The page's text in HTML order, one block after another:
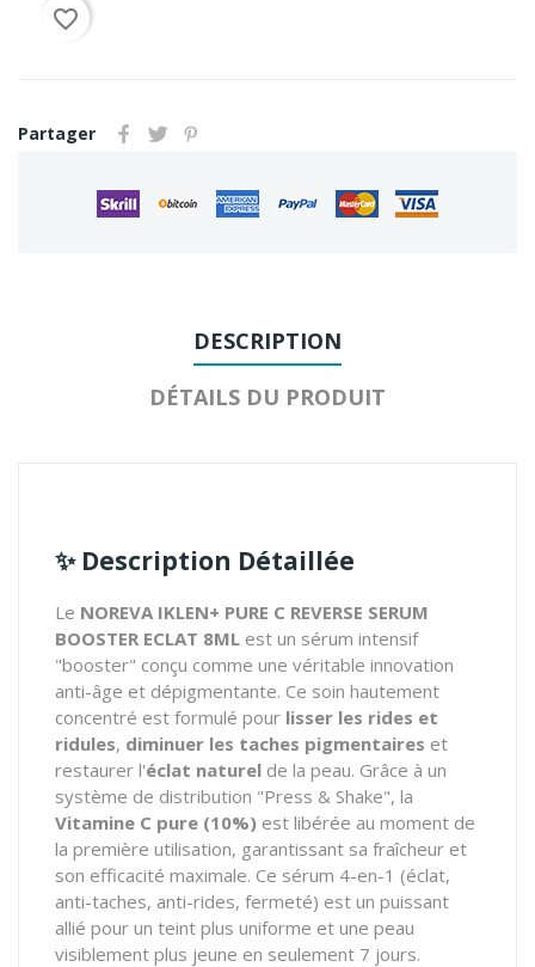
favorite_border
Partager
DESCRIPTION
DÉTAILS DU PRODUIT
✨ Description Détaillée
Le NOREVA IKLEN+ PURE C REVERSE SERUM
BOOSTER ECLAT 8ML est un sérum intensif
"booster" conçu comme une véritable innovation
anti-âge et dépigmentante. Ce soin hautement
concentré est formulé pour lisser les rides et
ridules, diminuer les taches pigmentaires et
restaurer l'éclat naturel de la peau. Grâce à un
système de distribution "Press & Shake", la
Vitamine C pure (10%) est libérée au moment de
la première utilisation, garantissant sa fraîcheur et
son efficacité maximale. Ce sérum 4-en-1 (éclat,
anti-taches, anti-rides, fermeté) est un puissant
allié pour un teint plus uniforme et une peau
visiblement plus jeune en seulement 7 jours.